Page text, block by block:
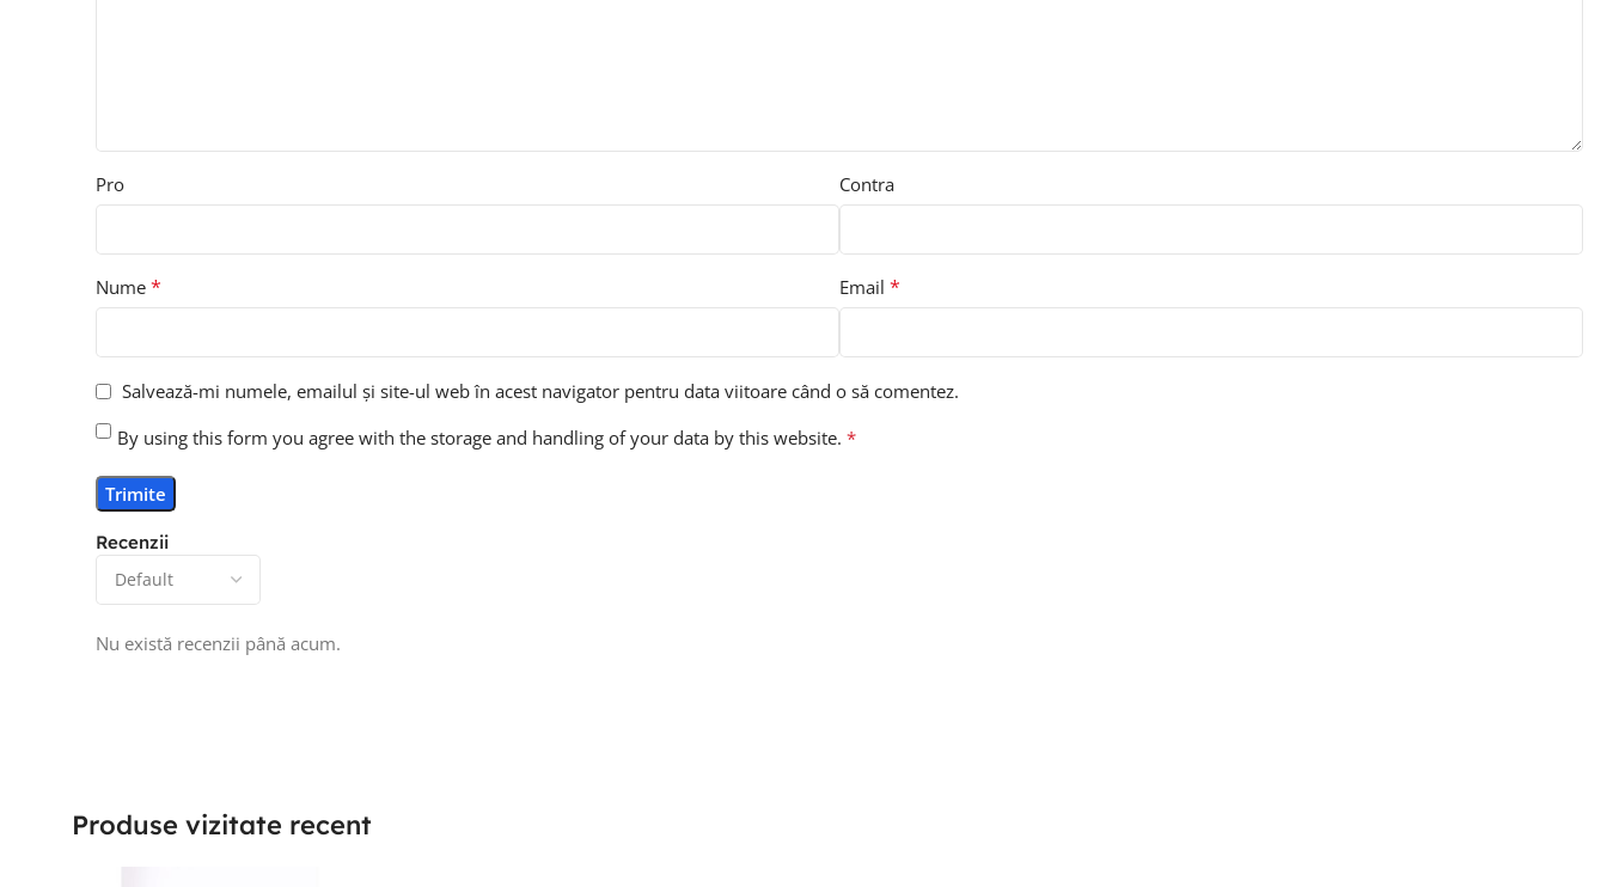
Recenzii
Nu există recenzii până acum.
Pro Contra
Nume * Email *
Salvează-mi numele, emailul și site-ul web în acest navigator pentru data viitoare când o să comentez.
By using this form you agree with the storage and handling of your data by this website. *
Produse vizitate recent